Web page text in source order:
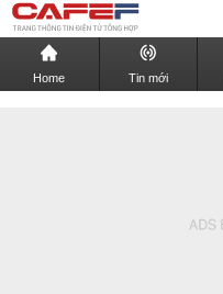
Home Tin mới